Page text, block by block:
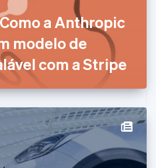
a Anthropic
modelo de
com a Stripe